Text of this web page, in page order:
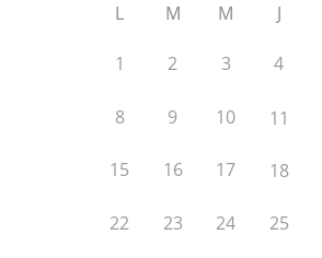
L M M J
1 2 3 4
8 9 10 11
15 16 17 18
22 23 24 25